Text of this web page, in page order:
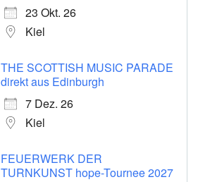
23 Okt. 26
Kiel
THE SCOTTISH MUSIC PARADE
direkt aus Edinburgh
7 Dez. 26
Kiel
FEUERWERK DER
TURNKUNST hope-Tournee 2027